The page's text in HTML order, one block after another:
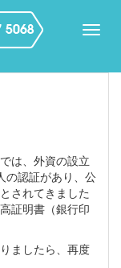
は、外資の設立
の認証があり、公
されてきました
証明書（銀行印
ましたら、再度